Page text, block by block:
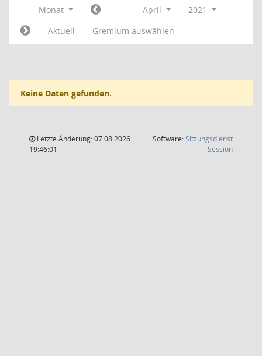
Monat April
2021
Aktuell
Gremium auswählen
Keine Daten gefunden.
Letzte Änderung: 07.08.2026
19:46:01
Software:Sitzungsdienst
Session(Wird in